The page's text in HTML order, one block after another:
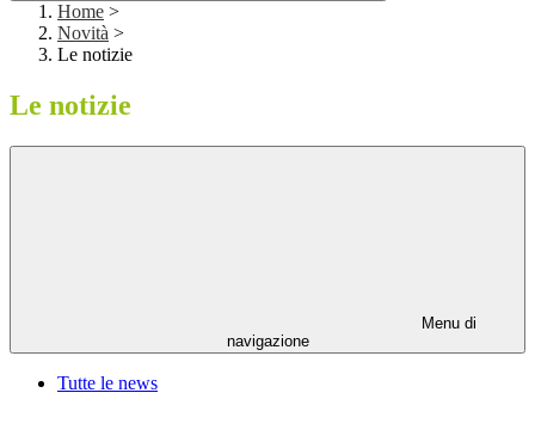
Home >
Novità >
Le notizie
Le notizie
Menu di
navigazione
Tutte le news